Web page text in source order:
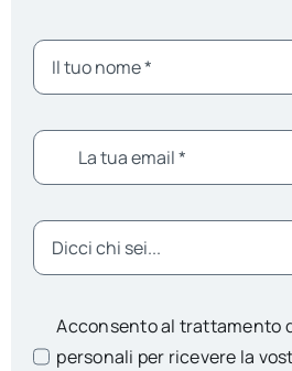
Acconsento al trattamento
personali per ricevere la